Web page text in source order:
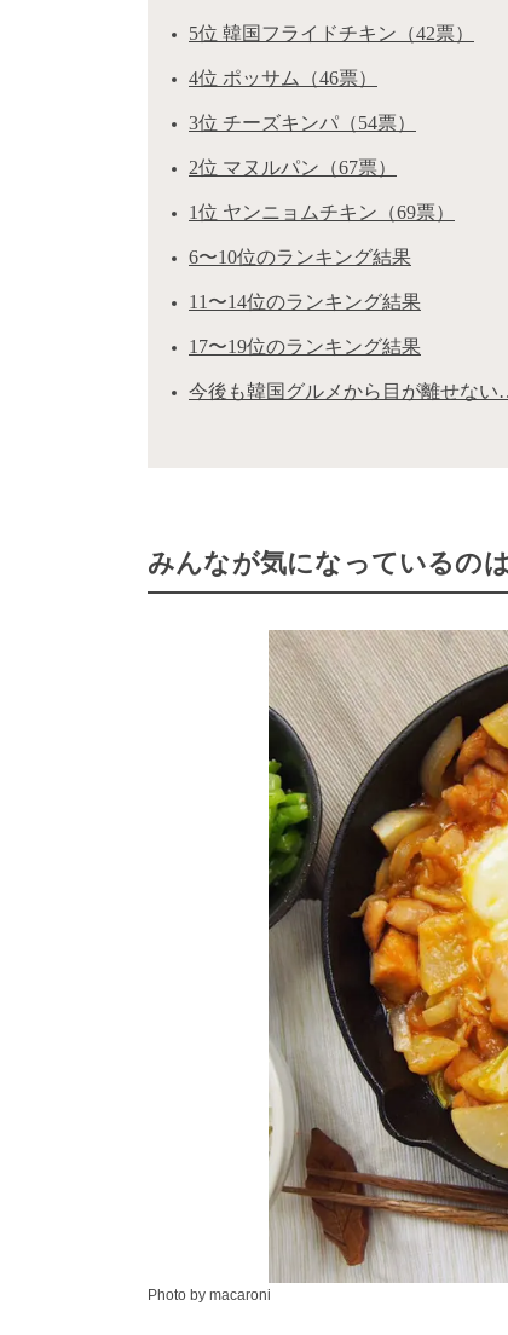
5位 韓国フライドチキン（42票）
4位 ポッサム（46票）
3位 チーズキンパ（54票）
2位 マヌルパン（67票）
1位 ヤンニョムチキン（69票）
6〜10位のランキング結果
11〜14位のランキング結果
17〜19位のランキング結果
今後も韓国グルメから目が離せない
みんなが気になっているの
Photo by macaroni